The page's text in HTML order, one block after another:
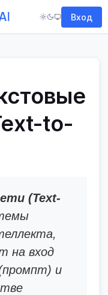
Вход
to-
(Text-
на вход
и